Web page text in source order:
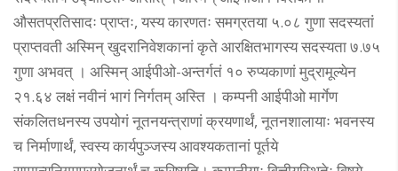
औसतप्रतिसादः प्राप्तः, यस्य कारणतः समग्रतया ५.०८ गुणा सदस्यतां
प्राप्तवती अस्मिन् खुदरानिवेशकानां कृते आरक्षितभागस्य सदस्यता ७.७५
गुणा अभवत् । अस्मिन् आईपीओ-अन्तर्गतं १० रुप्यकाणां मुद्रामूल्येन
२१.६४ लक्षं नवीनं भागं निर्गतम् अस्ति । कम्पनी आईपीओ मार्गेण
संकलितधनस्य उपयोगं नूतनयन्त्राणां क्रयणार्थं, नूतनशालायाः भवनस्य
च निर्माणार्थं, स्वस्य कार्यपुञ्जस्य आवश्यकतानां पूर्तये